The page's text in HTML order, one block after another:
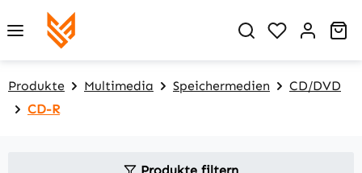
Zum Hauptinhalt springen
Du hast 0
Produkte Multimedia Speichermedien
CD/DVD
CD-R